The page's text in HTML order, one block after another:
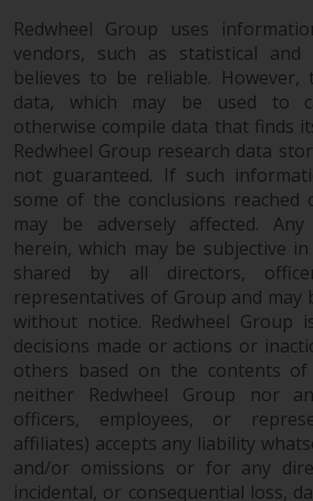
personenbezogene
darstellen, stimmen
Verarbeitung durch
seine Vertreter und
zu. Alle diese
verpflichtet, die
dieser Informationen
Wenn Sie nicht
Ihre Informationen
Weise verwendet
Sie Redwheel per E-
schriftlich darüber
Sie haben Anspruch
Kopie der
über Sie gespeichert
indem Sie uns
anschreiben und diese
Weitere
Redwheel Group uses
vendors, such as statistical
believes to be reliable. However,
data, which may be used to
otherwise compile data that finds
Redwheel Group research data
not guaranteed. If such
some of the conclusions reached
may be adversely affected.
herein, which may be subjective
shared by all directors,
representatives of Group and may
without notice. Redwheel Group
decisions made or actions or
others based on the contents
neither Redwheel Group nor
officers, employees, or
affiliates) accepts any liability
and/or omissions or for any
incidental, or consequential loss,